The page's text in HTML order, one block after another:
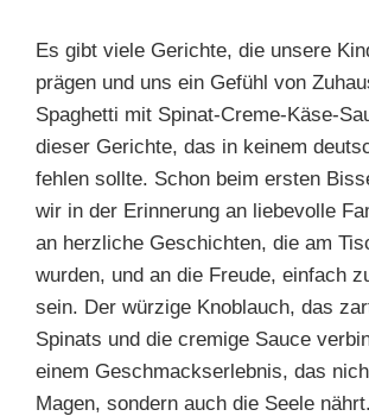
Es gibt viele Gerichte, die unsere
prägen und uns ein Gefühl von
Spaghetti mit Spinat-Creme-Käse-
dieser Gerichte, das in keinem
fehlen sollte. Schon beim ersten
wir in der Erinnerung an liebevolle
an herzliche Geschichten, die am
wurden, und an die Freude, einfach
sein. Der würzige Knoblauch, das
Spinats und die cremige Sauce
einem Geschmackserlebnis, das
Magen, sondern auch die Seele